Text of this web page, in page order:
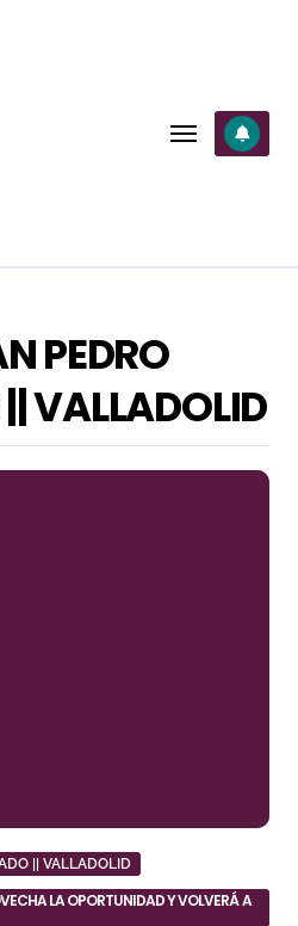
PEDRO
VALLADOLID
|| VALLADOLID
LA OPORTUNIDAD Y VOLVERÁ A